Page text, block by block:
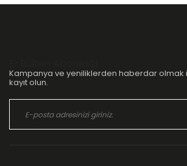
Kampanya ve yeniliklerden haberdar
kayıt olun.